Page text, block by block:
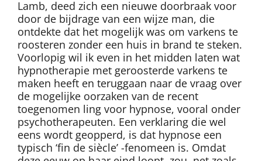
Lamb, deed zich een nieuwe doorbraak voor
door de bijdrage van een wijze man, die
ontdekte dat het mogelijk was om varkens te
roosteren zonder een huis in brand te steken.
Voorlopig wil ik even in het midden laten wat
hypnotherapie met geroosterde varkens te
maken heeft en teruggaan naar de vraag over
de mogelijke oorzaken van de recent
toegenomen ling voor hypnose, vooral onder
psychotherapeuten. Een verklaring die wel
eens wordt geopperd, is dat hypnose een
typisch ‘fin de siècle’ -fenomeen is. Omdat